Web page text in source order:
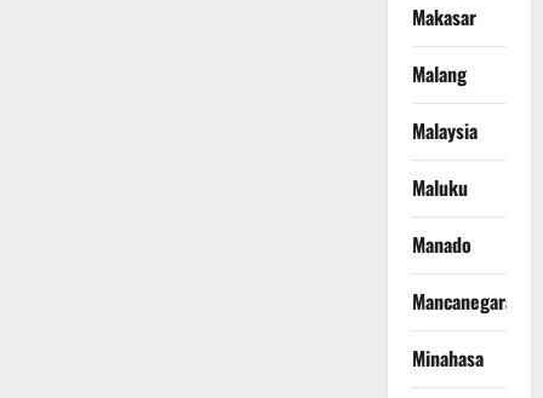
Makasar
Malang
Malaysia
Maluku
Manado
Mancanegara
Minahasa